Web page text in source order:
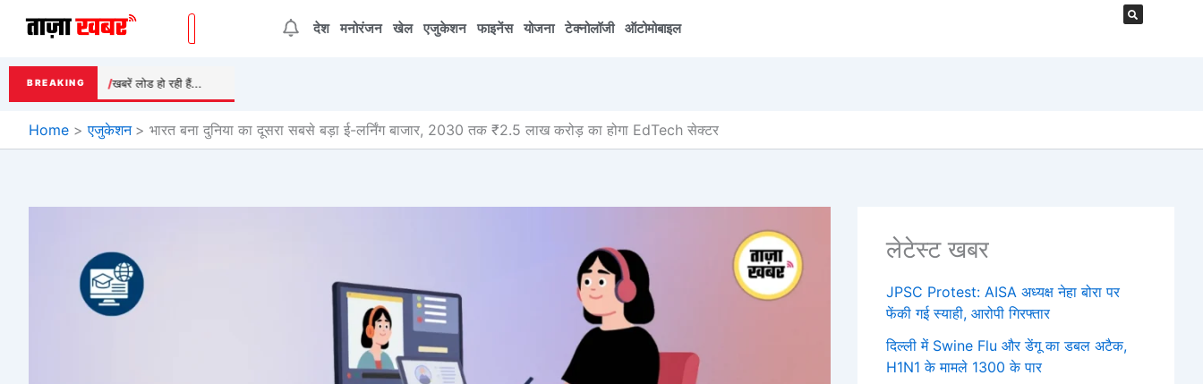
देश मनोरंजन खेल एजुकेशन फाइनेंस योजना टेक्नोलॉजी ऑटोमोबाइल
BREAKING खबरें लोड हो रही हैं...
Home एजुकेशन भारत बना दुनिया का दूसरा सबसे बड़ा ई-लर्निंग बाजार, 2030 तक ₹2.5 लाख करोड़ का होगा EdTech सेक्टर
लेटेस्ट खबर
JPSC Protest: AISA अध्यक्ष नेहा बोरा पर
फेंकी गई स्याही, आरोपी गिरफ्तार
दिल्ली में Swine Flu और डेंगू का डबल अटैक,
H1N1 के मामले 1300 के पार